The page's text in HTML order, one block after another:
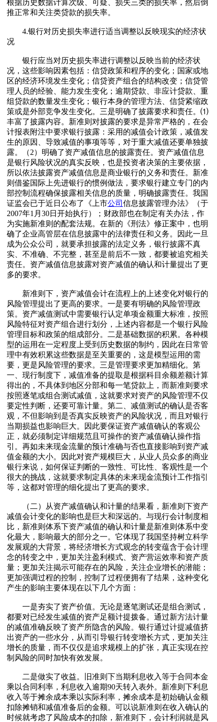
根据历史数据计算次级、可疑、损失三类的损失率，然后倒
推正常和关注类贷款的损失率。
4.银行对历史损失率进行适当调整以反映现实的经济状
况
银行应当对历史损失率进行调整以反映当前的经济状
况，这些影响因素包括：信贷政策和程序的变化；国家或地
区的经济环境发生变化；信贷资产组合的结构改变；信贷管
理人员的经验、能力发生变化；逾期贷款、非应计贷款、重
组贷款的数量发生变化；银行本身的管理方法、信贷紧缩政
策或是外部竞争发生变化。三是明确了披露要求和责任。⑴
丰富了披露内容。新准则对披露的要求是异常严格的，在会
计报表附注中要求银行披露：采用的减值会计政策，减值发
生的原因、导致减值的事项等等，对于重大减值还要单独披
露。（2）明确了资产减值信息的披露责任。资产减值信息
是银行风险状况的真实反映，也是投资者决策的主要依据，
所以依法披露资产减值信息是商业银行的义务和责任。新准
则借鉴国际上先进银行的惯例做法，要求银行建立专门的内
部控制流程确保披露相关信息的质量，明确披露责任。我国
证监会已于近日公布了《上市公司 信息披露管理办法》（于
2007年1月30日开始执行）；财政部也在制定有关办法，作
为实施新准则的配套法规。在新的《刑法》修正案中，也明
确了企业高管层在信息披露中的法律责任和义务。因此一旦
成为公众公司，就要承担披露的法定义务，银行披露不真
实、不准确、不完整，甚至是前后不一致，都要被追究相关
责任。资产减值信息披露对资产减值的确认和计量提出了更
多的要求。
新准则下，资产减值会计在流程上的上述变化对银行的
风险管理提出了更高的要求。一是要有明确的风险管理政
策。资产减值测试中需要银行认定单项金额重大标准，按照
风险特征对资产组合进行划分，上述内容都是一个银行风险
管理目标和政策的组成部分。二是基础数据的积累。各种模
型的运用在一定程度上受到历史数据的制约，因此在日常管
理中有效积累这些数据是至关重要的，这是模型运用的需
要，更是风险管理的要求。三是管理要求更加精细化。第
一、现行制度下，减值准备的提取是根据科目余额差额计算
得出的，不具体到地区分部和每一笔贷款上，而新准则要求
按照逐笔或组合测试减值，这就要求对资产的风险管理不仅
要定性判断，还要可靠计量。第二、减值测试的确认是否客
观，不但影响到是否真实反映资产的风险状况，而且对银行
当期损益也影响巨大。因此要保证资产减值确认的客观公
正，就必须制定详细规范且可操作的资产减值确认操作指
引。再如未来现金流量的预计准确与否也直接影响到资产减
值金额的大小。因此对资产规模巨大，从业人员众多的商业
银行来说，如何保证判断的一致性、可比性、客观性是一个
很大的挑战，这就要求制定具体的未来现金流预计工作指引
等，这都对管理的细化提出了更高的要求。
（二）从资产减值确认和计量的结果看，新准则下资产
减值会计变化的影响也是巨大和深远的。与现行会计制度相
比，新准则体系下资产减值的确认和计量是新准则体系中变
化最大，影响最大的部分之一。它体现了我国坚持树立科学
发展观的大背景，将经济增长方式观念的转变蕴含于会计理
念的转变之中，更加关注盈利模式、资产营运效率和资产质
量；更加关注揭示可能存在的风险，关注企业增长的潜能；
更加强调过程的控制，控制了过程便拥有了结果，这种变化
产生的影响主要体现在以下几个方面：
一是夯实了资产价值。无论是逐笔测试还是组合测试，
都要对已经发生减值的资产足额计提拨备。通过新方法计量
的减值准确反映了资产所隐含的风险。银行通过计提减值挤
出资产的一些水分，从而引导银行转变增长方式，更加关注
增长的质量，而不仅仅是追求规模上的扩张，真正实现在控
制风险的同时加快有效发展。
二是做实了收益。旧准则下当期利息收入等于合同本金
乘以合同利率，利息收入逾期90天转入表外。新准则下利息
收入等于摊余成本乘以实际利率，摊余成本是初始确认金额
扣除摊销和减值准备后的金额。可以说新准则在收入确认的
时候就考虑了风险成本的扣除，新准则下，会计利润就是风